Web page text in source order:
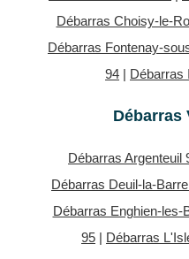
Débarras Choisy-le-
Débarras Fontenay-
94 | Débarras
Débarras
Débarras Argenteuil
Débarras Deuil-la-
Débarras Enghien-les-
95 | Débarras